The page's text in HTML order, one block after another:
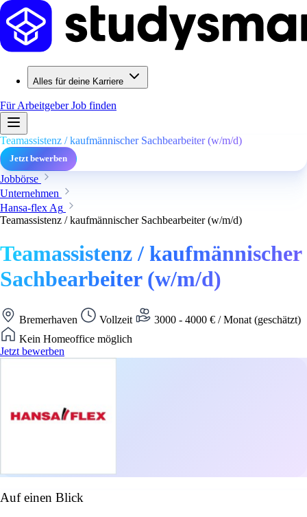
Alles für deine Karriere
Für ArbeitgeberJob finden
Teamassistenz / kaufmännischer Sachbearbeiter (w/m/d)
Jetzt bewerben
Jobbörse
Unternehmen
Hansa-flex Ag
Teamassistenz / kaufmännischer Sachbearbeiter (w/m/d)
Teamassistenz / kaufmännischer
Sachbearbeiter (w/m/d)
Bremerhaven Vollzeit
3000 - 4000 € / Monat (geschätzt)
Kein Homeoffice möglich
Jetzt bewerben
Auf einen Blick